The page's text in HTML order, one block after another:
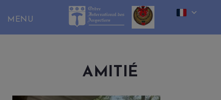
content
AMITIÉ